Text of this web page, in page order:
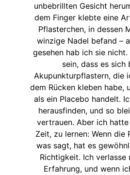
unbebrillten Gesicht
dem Finger klebte eine
Pflasterchen, in dessen
winzige Nadel befand –
gesehen hab ich sie
sein, dass es sich
Akupunkturpflastern, die
dem Rücken kleben habe,
als ein Placebo handelt.
herausfinden, und so
vertrauen. Aber ich
Zeit, zu lernen: Wenn die
was sagt, hat es
Richtigkeit. Ich verlasse
Erfahrung, und wenn